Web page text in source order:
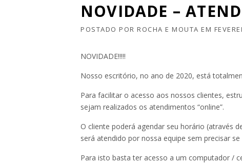
NOVIDADE –
POSTADO POR ROCHA E MOUTA EM
NOVIDADE!!!!!
Nosso escritório, no ano de 2020, está
Para facilitar o acesso aos nossos clientes,
sejam realizados os atendimentos “online”.
O cliente poderá agendar seu horário (através
será atendido por nossa equipe sem precisar
Para isto basta ter acesso a um computador /